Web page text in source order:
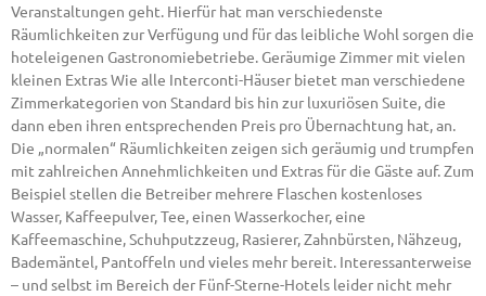
Veranstaltungen geht. Hierfür hat man verschiedenste
Räumlichkeiten zur Verfügung und für das leibliche Wohl sorgen die
hoteleigenen Gastronomiebetriebe. Geräumige Zimmer mit vielen
kleinen Extras Wie alle Interconti-Häuser bietet man verschiedene
Zimmerkategorien von Standard bis hin zur luxuriösen Suite, die
dann eben ihren entsprechenden Preis pro Übernachtung hat, an.
Die „normalen“ Räumlichkeiten zeigen sich geräumig und trumpfen
mit zahlreichen Annehmlichkeiten und Extras für die Gäste auf. Zum
Beispiel stellen die Betreiber mehrere Flaschen kostenloses
Wasser, Kaffeepulver, Tee, einen Wasserkocher, eine
Kaffeemaschine, Schuhputzzeug, Rasierer, Zahnbürsten, Nähzeug,
Bademäntel, Pantoffeln und vieles mehr bereit. Interessanterweise
– und selbst im Bereich der Fünf-Sterne-Hotels leider nicht mehr